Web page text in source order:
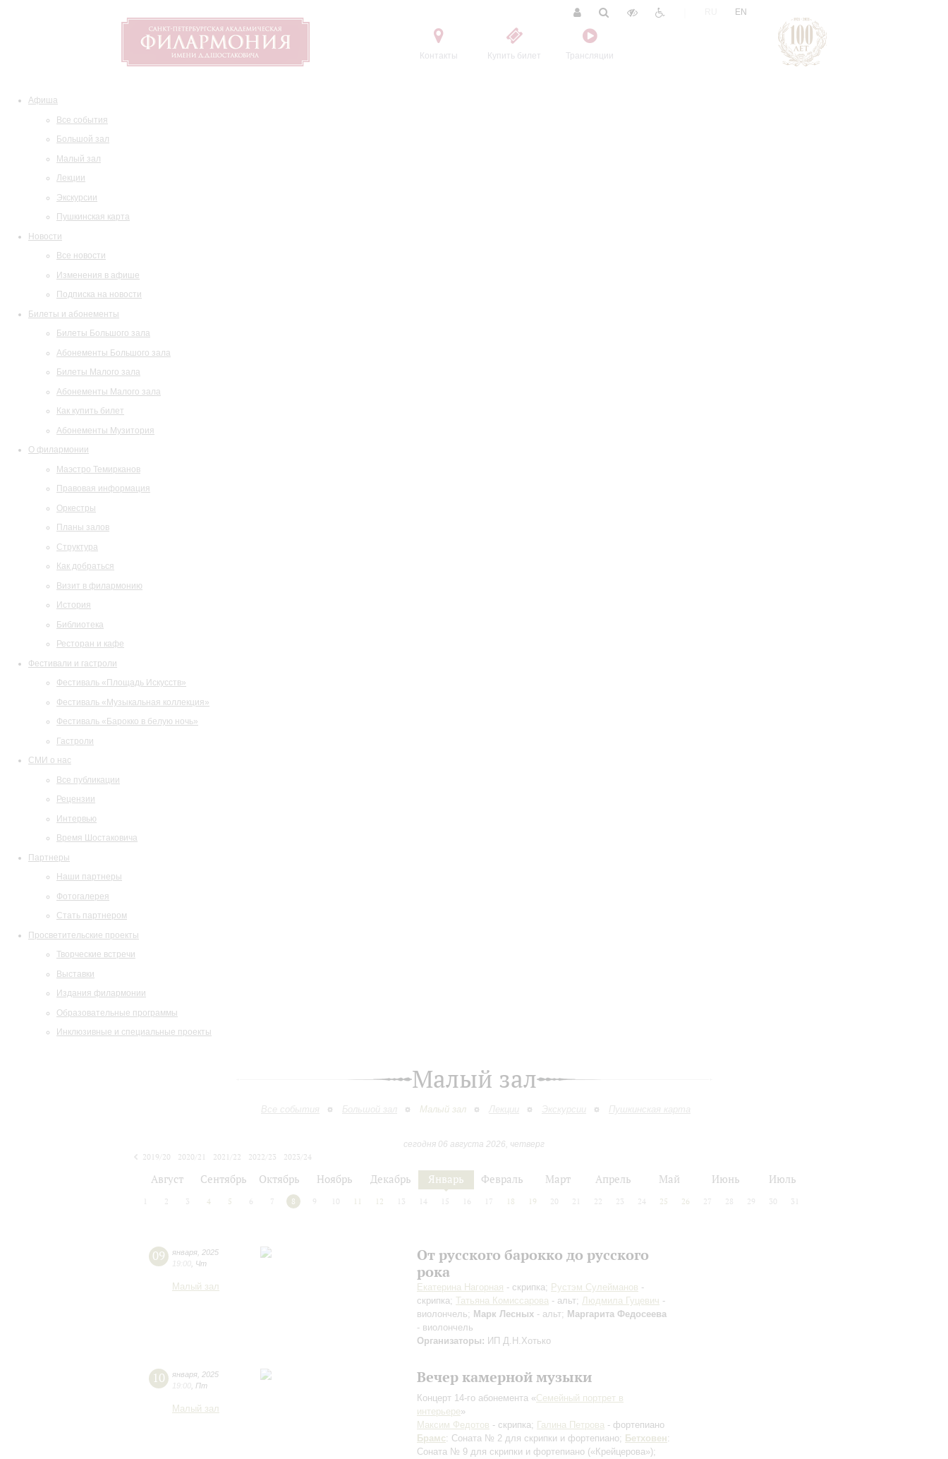
Контакты Купить билет Трансляции
EN
Афиша
Все события
Большой зал
Малый зал
Лекции
Экскурсии
Пушкинская карта
Новости
Все новости
Изменения в афише
Подписка на новости
Билеты и абонементы
Билеты Большого зала
Абонементы Большого зала
Билеты Малого зала
Абонементы Малого зала
Как купить билет
Абонементы Музитория
О филармонии
Маэстро Темирканов
Правовая информация
Оркестры
Планы залов
Структура
Как добраться
Визит в филармонию
История
Библиотека
Ресторан и кафе
Фестивали и гастроли
Фестиваль «Площадь Искусств»
Фестиваль «Музыкальная коллекция»
Фестиваль «Барокко в белую ночь»
Гастроли
СМИ о нас
Все публикации
Рецензии
Интервью
Время Шостаковича
Партнеры
Наши партнеры
Фотогалерея
Стать партнером
Просветительские проекты
Творческие встречи
Выставки
Издания филармонии
Образовательные программы
Инклюзивные и специальные проекты
Малый зал
Все события Большой зал Малый зал Лекции Экскурсии Пушкинская карта
сегодня 06 августа 2026, четверг
2019/20
2020/21 2021/22 2022/23
2023/24
Август Сентябрь Октябрь Ноябрь Декабрь Январь Февраль Март Апрель Май Июнь Июль
2 3 4 5 6 7 8 9 10 11 12 13 14 15 16 17 18 19 20 21 22 23 24 25 26 27 28 29 30 31
09 января 2025
19:00 Чт
Малый зал
От русского барокко до русского
рока
Екатерина Нагорная - скрипка; Рустэм Сулейманов -
скрипка; Татьяна Комиссарова - альт; Людмила Гуцевич -
виолончель; Марк Лесных - альт; Маргарита Федосеева
- виолончель
Организаторы: ИП Д.Н.Хотько
10 января 2025
19:00 Пт
Малый зал
Вечер камерной музыки
Концерт 14-го абонемента «Семейный портрет в
интерьере»
Максим Федотов - скрипка; Галина Петрова - фортепиано
Брамс: Соната № 2 для скрипки и фортепиано; Бетховен:
Соната № 9 для скрипки и фортепиано («Крейцерова»);